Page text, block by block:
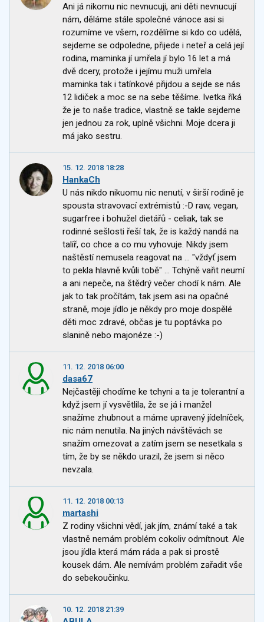
Ani já nikomu nic nevnucuji, ani děti nevnucují
nám, děláme stále společné vánoce asi si
rozumíme ve všem, rozdělíme si kdo co udělá,
sejdeme se odpoledne, přijede i neteř a celá její
rodina, maminka jí umřela jí bylo 16 let a má
dvě dcery, protože i jejímu muži umřela
maminka tak i tatínkové přijdou a sejde se nás
12 lidiček a moc se na sebe těšíme. Ivetka říká
že je to naše tradice, vlastně se takle sejdeme
jen jednou za rok, uplně všichni. Moje dcera ji
má jako sestru.
15. 12. 2018 18:28
HankaCh
U nás nikdo nikuomu nic nenutí, v širší rodině je
spousta stravovací extrémistů :-D raw, vegan,
sugarfree i bohužel dietářů - celiak, tak se
rodinné sešlosti řeší tak, že is každý nandá na
talíř, co chce a co mu vyhovuje. Nikdy jsem
naštěstí nemusela reagovat na ... "vždyť jsem
to pekla hlavně kvůli tobě" ... Tchýně vařit neumí
a ani nepeče, na štědrý večer chodí k nám. Ale
jak to tak pročítám, tak jsem asi na opačné
straně, moje jídlo je někdy pro moje dospělé
děti moc zdravé, občas je tu poptávka po
slanině nebo majonéze :-)
11. 12. 2018 06:00
dasa67
Nejčastěji chodíme ke tchyni a ta je tolerantní a
když jsem jí vysvětlila, že se já i manžel
snažíme zhubnout a máme upravený jídelníček,
nic nám nenutila. Na jiných návštěvách se
snažím omezovat a zatím jsem se nesetkala s
tím, že by se někdo urazil, že jsem si něco
nevzala.
11. 12. 2018 00:13
martashi
Z rodiny všichni vědí, jak jím, známí také a tak
vlastně nemám problém cokoliv odmítnout. Ale
jsou jídla která mám ráda a pak si prostě
kousek dám. Ale nemívám problém zařadit vše
do sebekoučinku.
10. 12. 2018 21:39